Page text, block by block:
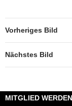
Vorheriges Bild
Nächstes Bild
MITGLIED WERDEN